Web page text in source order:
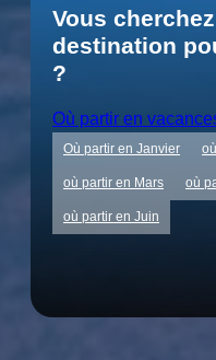
Vous
destination
?
Où partir en
Où partir en Janvier
où partir en Mars où
où partir en Juin